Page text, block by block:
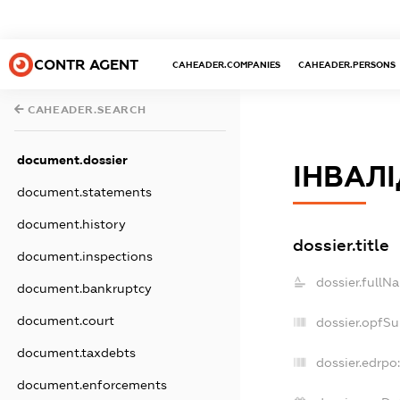
CONTR AGENT CAHEADER.COMPANIES CAHEADER.PERSONS
CAHEADER.SEARCH
document.dossier
document.statements
document.history
document.inspections
document.bankruptcy
document.court
document.taxdebts
document.enforcements
dossier.title
dossier.edrpo: